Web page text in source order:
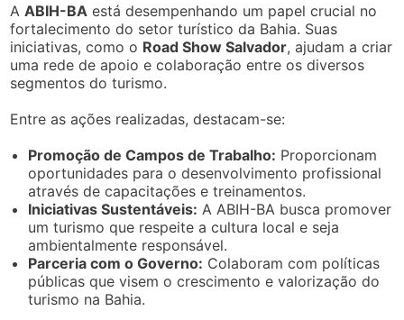
A ABIH-BA está desempenhando um papel crucial no
fortalecimento do setor turístico da Bahia. Suas
iniciativas, como o Road Show Salvador, ajudam a criar
uma rede de apoio e colaboração entre os diversos
segmentos do turismo.
Entre as ações realizadas, destacam-se:
Promoção de Campos de Trabalho: Proporcionam
oportunidades para o desenvolvimento profissional
através de capacitações e treinamentos.
Iniciativas Sustentáveis: A ABIH-BA busca promover
um turismo que respeite a cultura local e seja
ambientalmente responsável.
Parceria com o Governo: Colaboram com políticas
públicas que visem o crescimento e valorização do
turismo na Bahia.